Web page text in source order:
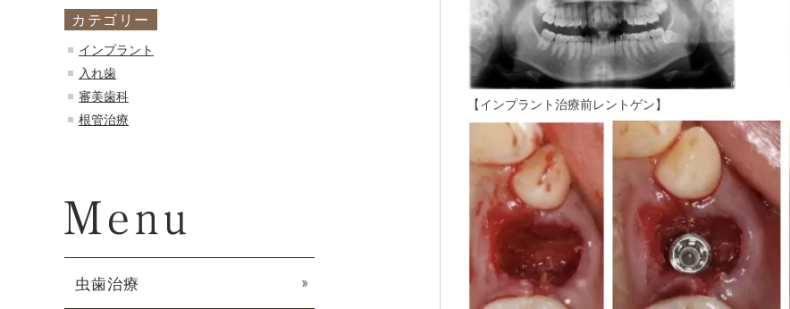
カテゴリー
インプラント
入れ歯
審美歯科
根管治療
虫歯治療
【インプラント治療前レントゲン】